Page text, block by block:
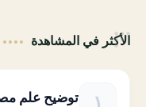
الأكثر في المشاهدة
توضيح علم